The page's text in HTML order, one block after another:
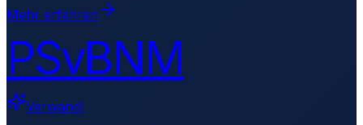
Mehr erfahren
PSvBNM
Verwandt